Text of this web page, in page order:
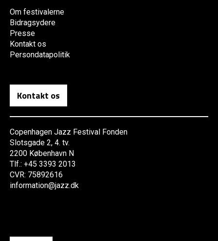
Om festivalerne
Bidragsydere
Presse
Kontakt os
Persondatapolitik
Kontakt os
Copenhagen Jazz Festival Fonden
Slotsgade 2, 4. tv.
2200 København N
Tlf.: +45 3393 2013
CVR: 75892616
information@jazz.dk